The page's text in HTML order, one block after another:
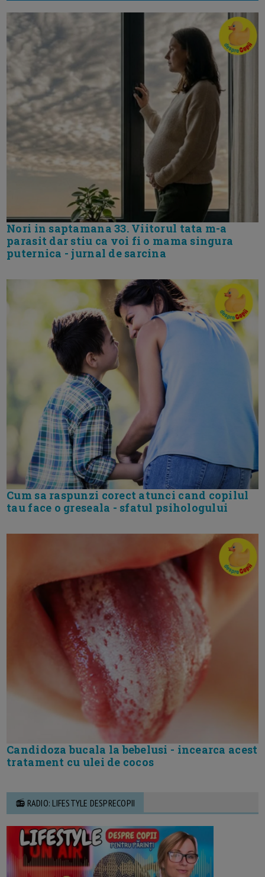
Nori in saptamana 33. Viitorul tata m-a
parasit dar stiu ca voi fi o mama singura
puternica - jurnal de sarcina
Cum sa raspunzi corect atunci cand copilul
tau face o greseala - sfatul psihologului
Candidoza bucala la bebelusi - incearca acest
tratament cu ulei de cocos
📻 RADIO: LIFESTYLE DESPRECOPII